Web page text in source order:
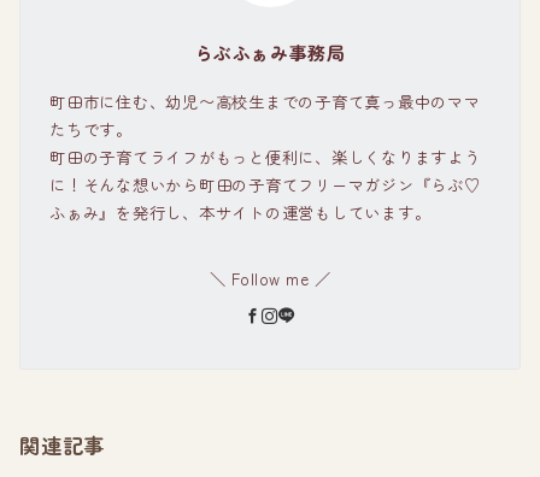
らぶふぁみ事務局
町田市に住む、幼児〜高校生までの子育て真っ最中のママ
たちです。
町田の子育てライフがもっと便利に、楽しくなりますよう
に！そんな想いから町田の子育てフリーマガジン『らぶ♡
ふぁみ』を発行し、本サイトの運営もしています。
＼ Follow me ／
関連記事